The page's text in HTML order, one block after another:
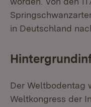
in Deutschland
Der Weltbodentag
Weltkongress der